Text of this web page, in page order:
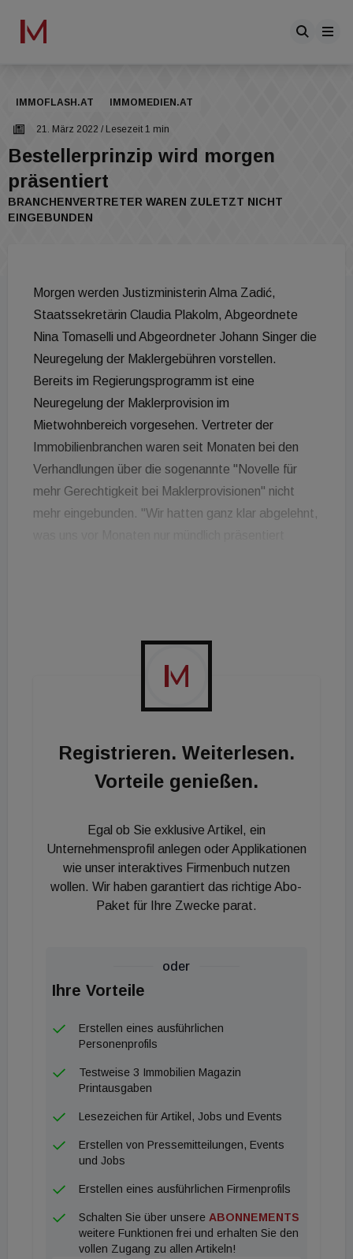
IMMOFLASH.AT IMMOMEDIEN.AT
21. März 2022 / Lesezeit 1 min
Bestellerprinzip wird morgen
präsentiert
BRANCHENVERTRETER WAREN ZULETZT NICHT
EINGEBUNDEN
Morgen werden Justizministerin Alma Zadić,
Staatssekretärin Claudia Plakolm, Abgeordnete
Nina Tomaselli und Abgeordneter Johann Singer die
Neuregelung der Maklergebühren vorstellen.
Bereits im Regierungsprogramm ist eine
Neuregelung der Maklerprovision im
Mietwohnbereich vorgesehen. Vertreter der
Immobilienbranchen waren seit Monaten bei den
Verhandlungen über die sogenannte "Novelle für
mehr Gerechtigkeit bei Maklerprovisionen" nicht
mehr eingebunden. "Wir hatten ganz klar abgelehnt,
Immobilienmakler in der WKO, bestätigt, dass man
zuletzt nicht mehr konsultiert wurde. "Der politische
Wille ist, das deutsche Modell einzuführen. Wir
haben anfangs die Problematik des Modells auch
unterbreitet. Diese wurden aber nicht
aufgenommen", so Wimmer zum Immoflash. "Auch
präsentiert wird." Der immoflash berichtet morgen
ausführlich über das vorgestellte Modell.
Registrieren. Weiterlesen.
Vorteile genießen.
Egal ob Sie exklusive Artikel, ein
Unternehmensprofil anlegen oder Applikationen
wie unser interaktives Firmenbuch nutzen
wollen. Wir haben garantiert das richtige Abo-
Paket für Ihre Zwecke parat.
oder
Ihre Vorteile
Erstellen eines ausführlichen
Personenprofils
Testweise 3 Immobilien Magazin
Printausgaben
Lesezeichen für Artikel, Jobs und Events
Erstellen von Pressemitteilungen, Events
und Jobs
Erstellen eines ausführlichen Firmenprofils
Schalten Sie über unsere ABONNEMENTS
weitere Funktionen frei und erhalten Sie den
vollen Zugang zu allen Artikeln!